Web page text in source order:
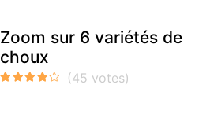
Zoom sur 6 variétés de
choux